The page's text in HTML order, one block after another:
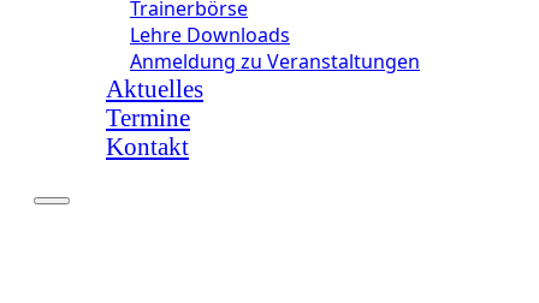
Trainerbörse
Lehre Downloads
Anmeldung zu Veranstaltungen
Aktuelles
Termine
Kontakt